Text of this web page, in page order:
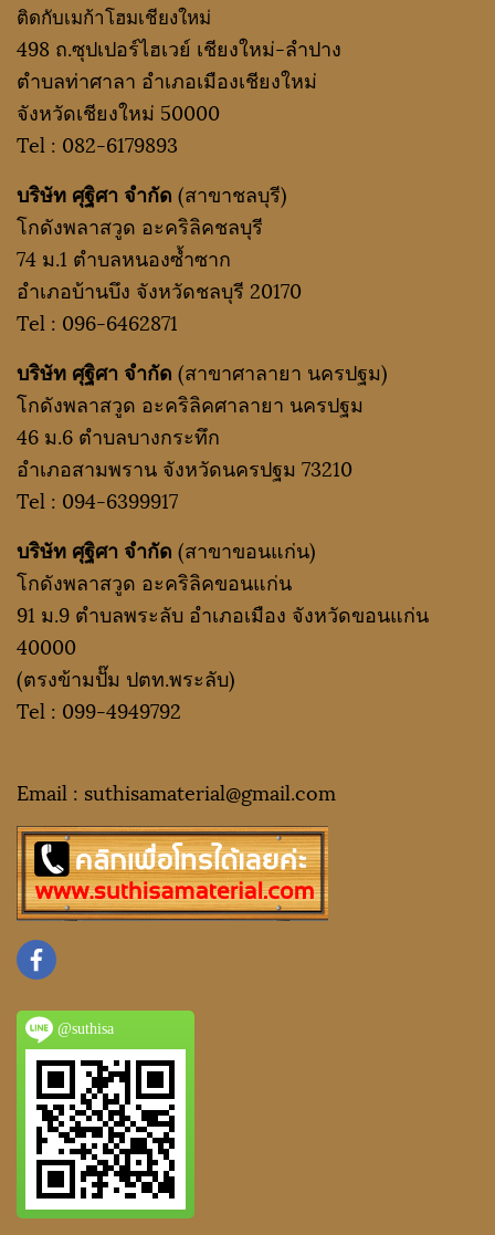
ติดกับเมก้าโฮมเชียงใหม่
498 ถ.ซุปเปอร์ไฮเวย์ เชียงใหม่-ลำปาง
ตำบลท่าศาลา อำเภอเมืองเชียงใหม่
จังหวัดเชียงใหม่ 50000
Tel : 082-6179893
บริษัท ศุฐิศา จำกัด (สาขาชลบุรี)
โกดังพลาสวูด อะคริลิคชลบุรี
74 ม.1 ตำบลหนองซ้ำซาก
อำเภอบ้านบึง จังหวัดชลบุรี 20170
Tel : 096-6462871
บริษัท ศุฐิศา จำกัด (สาขาศาลายา นครปฐม)
โกดังพลาสวูด อะคริลิคศาลายา นครปฐม
46 ม.6 ตำบลบางกระทึก
อำเภอสามพราน จังหวัดนครปฐม 73210
Tel : 094-6399917
บริษัท ศุฐิศา จำกัด (สาขาขอนแก่น)
โกดังพลาสวูด อะคริลิคขอนแก่น
91 ม.9 ตำบลพระลับ อำเภอเมือง จังหวัดขอนแก่น
40000
(ตรงข้ามปั๊ม ปตท.พระลับ)
Tel : 099-4949792
Email : suthisamaterial@gmail.com
@suthisa